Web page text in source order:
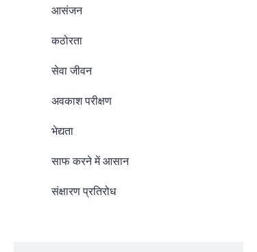
आसंजन
कठोरता
सेवा जीवन
अवकाश परीक्षण
भेद्यता
साफ करने में आसान
संक्षारण प्रतिरोध